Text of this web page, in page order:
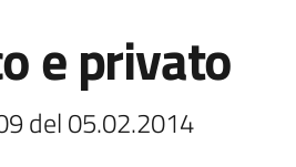
e privato
del 05.02.2014